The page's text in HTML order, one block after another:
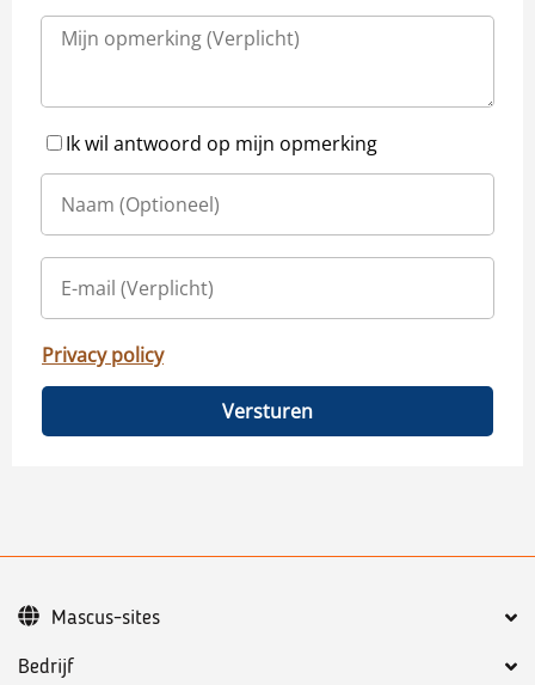
Ik wil antwoord op mijn opmerking
Privacy policy
Versturen
Bedrijf
Mascus-sites